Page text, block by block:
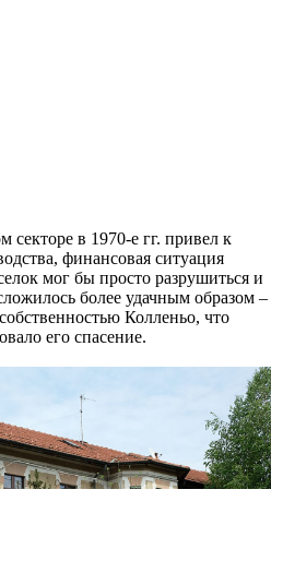
секторе в 1970-е гг. привел к
финансовая ситуация
мог бы просто разрушиться и
более удачным образом –
Колленьо, что
его спасение.